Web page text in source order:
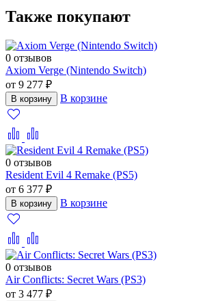
Также покупают
0 отзывов
Axiom Verge (Nintendo Switch)
от 9 277 ₽
В корзину В корзине
0 отзывов
Resident Evil 4 Remake (PS5)
от 6 377 ₽
В корзину В корзине
0 отзывов
Air Conflicts: Secret Wars (PS3)
от 3 477 ₽